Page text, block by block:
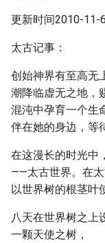
更新时间2010-11-
太古记事：
创始神界有至高无
潮降临虚无之地，
混沌中孕育一个生
伴在她的身边，等
在这漫长的时光中
——太古世界。在太
以世界树的根茎叶
八天在世界树之上
一颗天使之树，